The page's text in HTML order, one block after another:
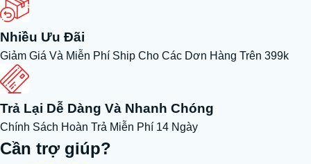
Nhiều Ưu Đãi
Giảm Giá Và Miễn Phí Ship Cho Các Dơn Hàng Trên 399k
Trả Lại Dễ Dàng Và Nhanh Chóng
Chính Sách Hoàn Trả Miễn Phí 14 Ngày
Cần trợ giúp?